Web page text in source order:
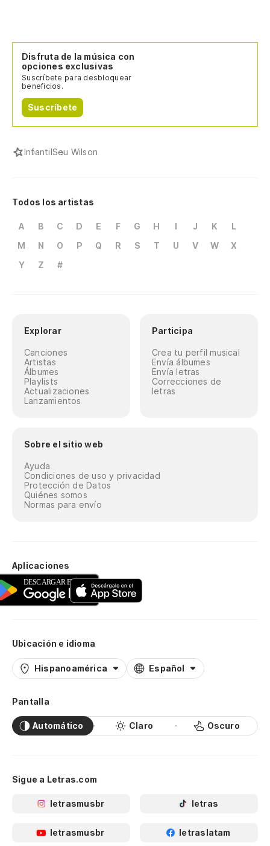
Disfruta de la música con
opciones exclusivas
Suscríbete para desbloquear
beneficios.
Suscríbete
InfantilSeu Wilson
Todos los artistas
A B C D E F G H I J K
L
M
N O P Q R S T U V W
X
Y
Z #
Explorar
Canciones
Artistas
Álbumes
Playlists
Actualizaciones
Lanzamientos
Participa
Crea tu perfil musical
Envía álbumes
Envía letras
Correcciones de
letras
Sobre el sitio web
Ayuda
Condiciones de uso y privacidad
Protección de Datos
Quiénes somos
Normas para envío
Aplicaciones
Ubicación e idioma
Hispanoamérica Español
Pantalla
Automático Claro Oscuro
Sigue a Letras.com
letrasmusbr letras
letrasmusbr letraslatam